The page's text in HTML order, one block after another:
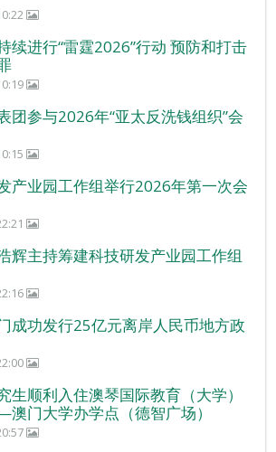
续进行“雷霆2026”行动 预防和打击
团参与2026年“亚太反洗钱组织”会
产业园工作组举行2026年第一次会
辉主持筹建科技研发产业园工作组
成功发行25亿元离岸人民币地方政
生顺利入住澳琴国际教育（大学）
门大学办学点（德智广场）